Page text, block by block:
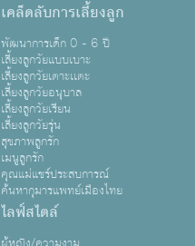
เคล็ดลับการเลี้ยงลูก
พัฒนาการเด็ก 0 - 6 ปี
เลี้ยงลูกวัยแบบเบาะ
เลี้ยงลูกวัยเตาะเเตะ
เลี้ยงลูกวัยอนุบาล
เลี้ยงลูกวัยเรียน
เลี้ยงลูกวัยรุ่น
สุขภาพลูกรัก
เมนูลูกรัก
คุณแม่แชร์ประสบการณ์
ค้นหากุมารแพทย์เมืองไทย
ไลฟ์สไตล์